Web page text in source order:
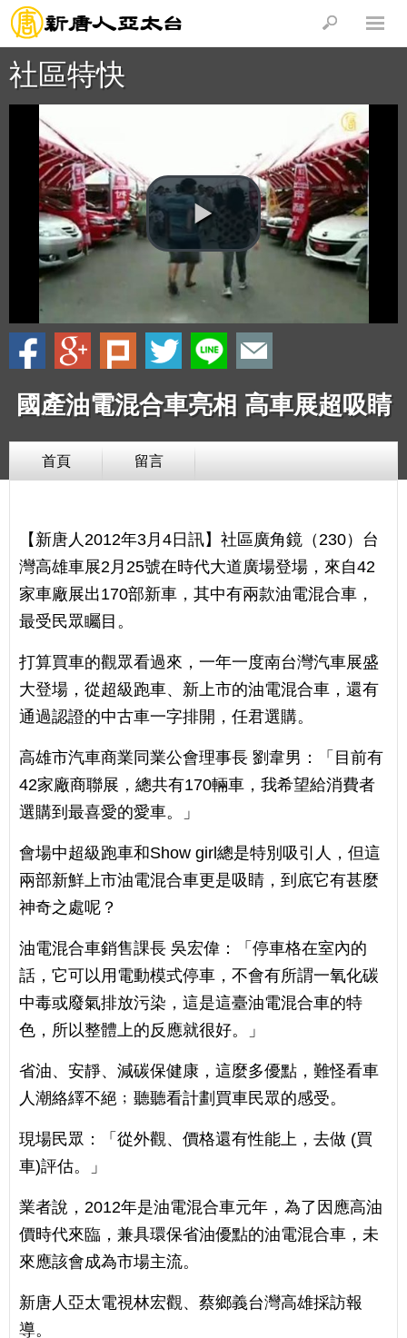
社區特快
國產油電混合車亮相 高車展超吸睛
首頁 留言
【新唐人2012年3月4日訊】社區廣角鏡（230）台
灣高雄車展2月25號在時代大道廣場登場，來自42
家車廠展出170部新車，其中有兩款油電混合車，
最受民眾矚目。
打算買車的觀眾看過來，一年一度南台灣汽車展盛
大登場，從超級跑車、新上市的油電混合車，還有
通過認證的中古車一字排開，任君選購。
高雄市汽車商業同業公會理事長 劉韋男：「目前有
42家廠商聯展，總共有170輛車，我希望給消費者
選購到最喜愛的愛車。」
會場中超級跑車和Show girl總是特別吸引人，但這
兩部新鮮上市油電混合車更是吸睛，到底它有甚麼
神奇之處呢？
油電混合車銷售課長 吳宏偉：「停車格在室內的
話，它可以用電動模式停車，不會有所謂一氧化碳
中毒或廢氣排放污染，這是這臺油電混合車的特
色，所以整體上的反應就很好。」
省油、安靜、減碳保健康，這麼多優點，難怪看車
人潮絡繹不絕﹔聽聽看計劃買車民眾的感受。
現場民眾：「從外觀、價格還有性能上，去做 (買
車)評估。」
業者說，2012年是油電混合車元年，為了因應高油
價時代來臨，兼具環保省油優點的油電混合車，未
來應該會成為市場主流。
新唐人亞太電視林宏觀、蔡鄉義台灣高雄採訪報
導。